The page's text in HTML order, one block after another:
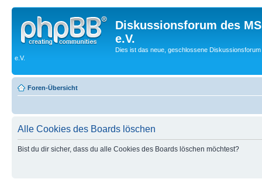
Diskussionsforum des
e.V.
Dies ist das neue, geschlossene
e.V.
Foren-Übersicht
Alle Cookies des Boards löschen
Bist du dir sicher, dass du alle Cookies des Boards löschen möchtest?